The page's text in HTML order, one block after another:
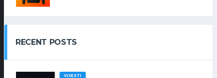
RECENT POSTS
VIJESTI